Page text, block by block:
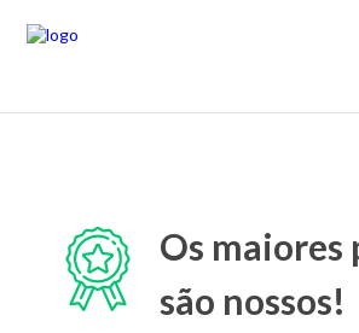
Os maiores
são nossos!